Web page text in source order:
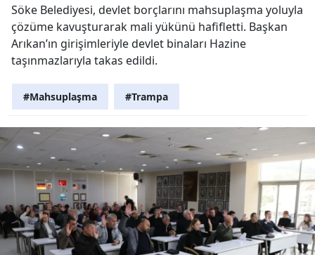
Söke Belediyesi, devlet borçlarını mahsuplaşma yoluyla
çözüme kavuşturarak mali yükünü hafifletti. Başkan
Arıkan’ın girişimleriyle devlet binaları Hazine
taşınmazlarıyla takas edildi.
#Mahsuplaşma #Trampa